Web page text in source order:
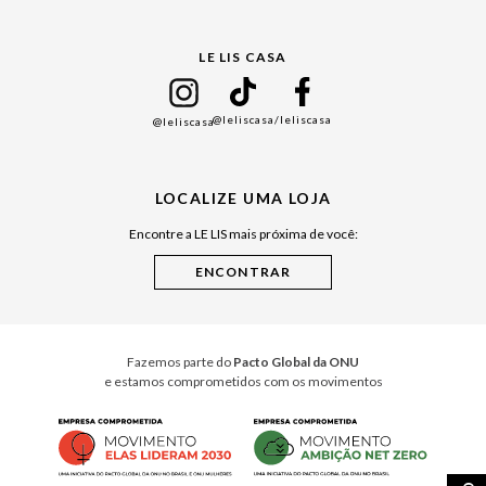
Cuidados Casa
LE LIS CASA
@leliscasa@leliscasa/leliscasa
LOCALIZE UMA LOJA
Encontre a LE LIS mais próxima de você:
Fazemos parte do Pacto Global da ONU
e estamos comprometidos com os movimentos